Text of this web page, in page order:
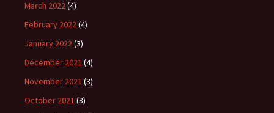
March 2022(4)
February 2022(4)
January 2022(3)
December 2021 (4)
November 2021 (3)
October 2021 (3)